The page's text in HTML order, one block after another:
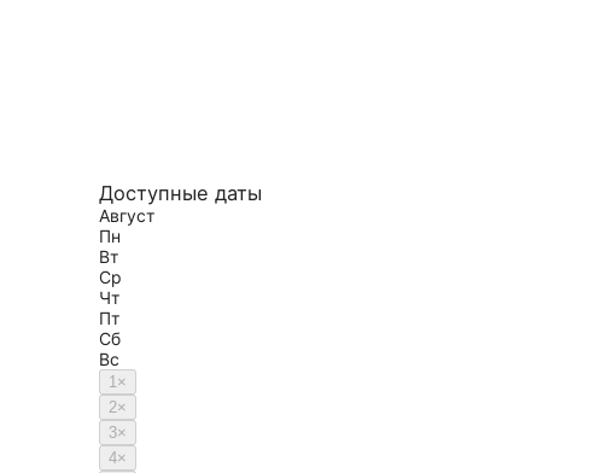
Доступные даты
Август
Пн
Вт
Ср
Чт
Пт
Сб
Вс
1×
2×
3×
4×